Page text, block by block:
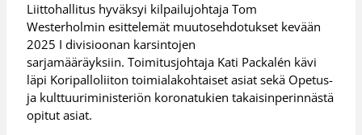
Liittohallitus hyväksyi kilpailujohtaja Tom
Westerholmin esittelemät muutosehdotukset kevään
2025 I divisioonan karsintojen
sarjamääräyksiin. Toimitusjohtaja Kati Packalén kävi
läpi Koripalloliiton toimialakohtaiset asiat sekä Opetus-
ja kulttuuriministeriön koronatukien takaisinperinnästä
opitut asiat.